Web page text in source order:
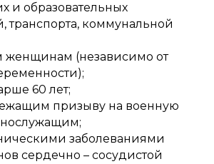
и образовательных
транспорта, коммунальной
(независимо от
60 лет;
призыву на военную
заболеваниями
сердечно – сосудистой